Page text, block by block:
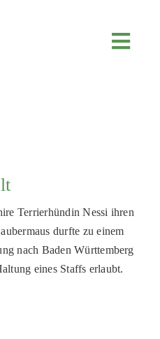
Terrierhündin Nessi ihren
durfte zu einem
nach Baden Württemberg
eines Staffs erlaubt.